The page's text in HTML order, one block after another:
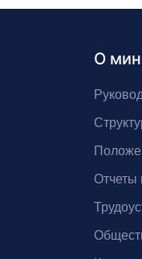
О
Отчеты